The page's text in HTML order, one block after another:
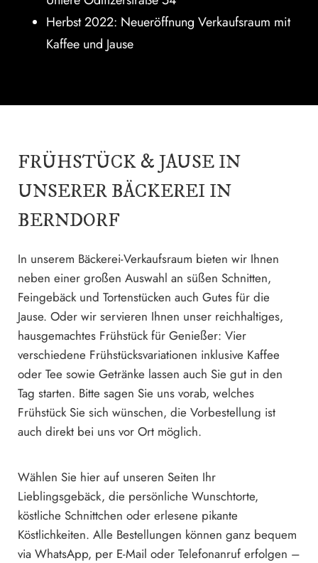
Herbst 2022: Neueröffnung Verkaufsraum mit
Kaffee und Jause
FRÜHSTÜCK & JAUSE IN
UNSERER BÄCKEREI IN
BERNDORF
In unserem Bäckerei-Verkaufsraum bieten wir Ihnen
neben einer großen Auswahl an süßen Schnitten,
Feingebäck und Tortenstücken auch Gutes für die
Jause. Oder wir servieren Ihnen unser reichhaltiges,
hausgemachtes Frühstück für Genießer: Vier
verschiedene Frühstücksvariationen inklusive Kaffee
oder Tee sowie Getränke lassen auch Sie gut in den
Tag starten. Bitte sagen Sie uns vorab, welches
Frühstück Sie sich wünschen, die Vorbestellung ist
auch direkt bei uns vor Ort möglich.
Wählen Sie hier auf unseren Seiten Ihr
Lieblingsgebäck, die persönliche Wunschtorte,
köstliche Schnittchen oder erlesene pikante
Köstlichkeiten. Alle Bestellungen können ganz bequem
via WhatsApp, per E-Mail oder Telefonanruf erfolgen –